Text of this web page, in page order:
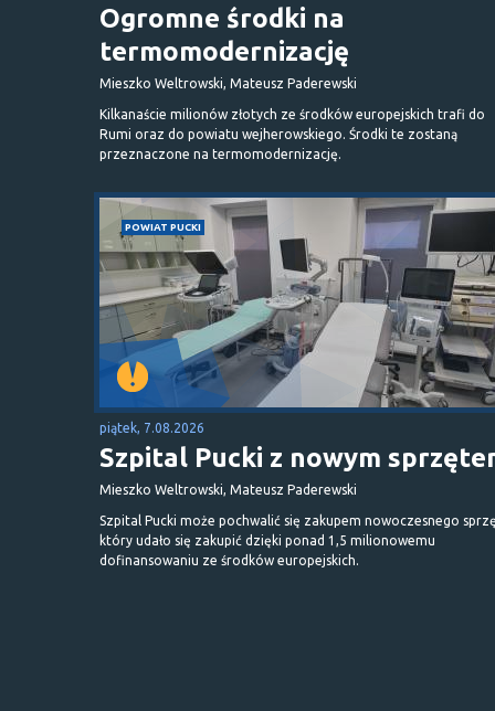
Ogromne środki na
termomodernizację
Mieszko Weltrowski, Mateusz Paderewski
Kilkanaście milionów złotych ze środków europejskich trafi do
Rumi oraz do powiatu wejherowskiego. Środki te zostaną
przeznaczone na termomodernizację.
POWIAT PUCKI
piątek, 7.08.2026
Szpital Pucki z nowym
Mieszko Weltrowski, Mateusz Paderewski
Szpital Pucki może pochwalić się zakupem nowoczesnego
który udało się zakupić dzięki ponad 1,5 milionowemu
dofinansowaniu ze środków europejskich.